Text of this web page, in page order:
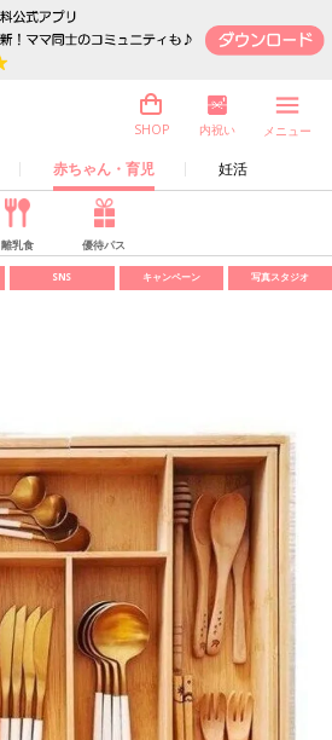
赤ちゃん・育児 妊活
SHOP 内祝い メニュー
離乳食 優待パス
SNS キャンペーン 写真スタジオ